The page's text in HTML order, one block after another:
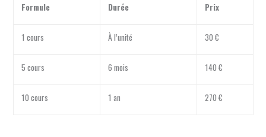
Formule Durée Prix
1 cours À l’unité 30 €
5 cours 6 mois 140 €
10 cours 1 an 270 €